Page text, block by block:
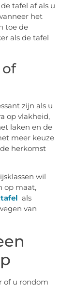
tafel af als u
het
toe de
als de tafel
zijn als u
op vlakheid,
laken en de
meer keuze
herkomst
wil
op maat,
als
van
of u rondom